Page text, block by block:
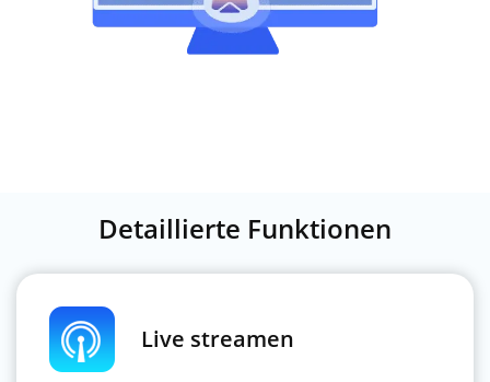
Detaillierte Funktionen
Live streamen